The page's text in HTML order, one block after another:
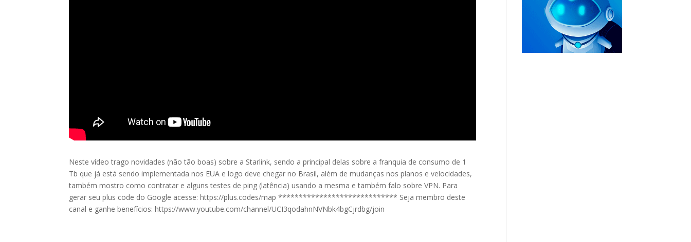
Neste vídeo trago novidades (não tão boas) sobre a Starlink, sendo a principal delas sobre a franquia de consumo de 1
Tb que já está sendo implementada nos EUA e logo deve chegar no Brasil, além de mudanças nos planos e velocidades,
também mostro como contratar e alguns testes de ping (latência) usando a mesma e também falo sobre VPN. Para
gerar seu plus code do Google acesse: https://plus.codes/map ***************************** Seja membro deste
canal e ganhe benefícios: https://www.youtube.com/channel/UCI3qodahnNVNbk4bgCjrdbg/join